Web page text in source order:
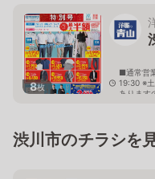
8枚
■通常営
19:30 ※
あります
渋川市のチラシを